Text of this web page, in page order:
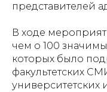
представителей
В ходе
чем о 100
которых было
факультетских
университетских